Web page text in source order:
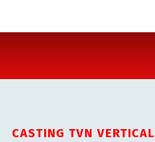
CASTING TVN VERTICAL